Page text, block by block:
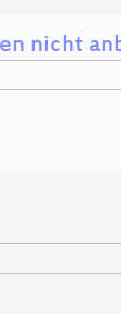
nicht